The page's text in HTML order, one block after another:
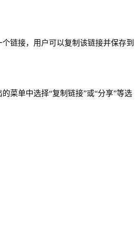
链接，用户可以复制该链接并保存到
菜单中选择“复制链接”或“分享”等选